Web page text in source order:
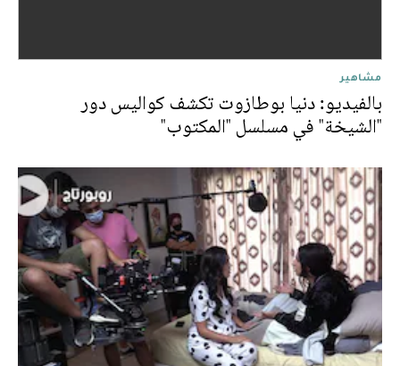
مشاهير
بالفيديو: دنيا بوطازوت تكشف كواليس دور
"الشيخة" في مسلسل "المكتوب"